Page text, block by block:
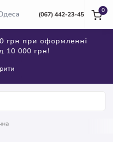
(067) 442-23-45
грн при оформленні
10 000 грн!
0